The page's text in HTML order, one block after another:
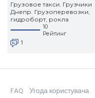
Грузовое такси. Грузчики
Днепр. Грузоперевозки,
гидроборт, рокла
10
Рейтинг
1
FAQ Угода користувача